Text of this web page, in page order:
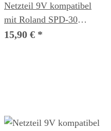
Netzteil 9V kompatibel
mit Roland SPD-30
Effektgerät
15,90 € *